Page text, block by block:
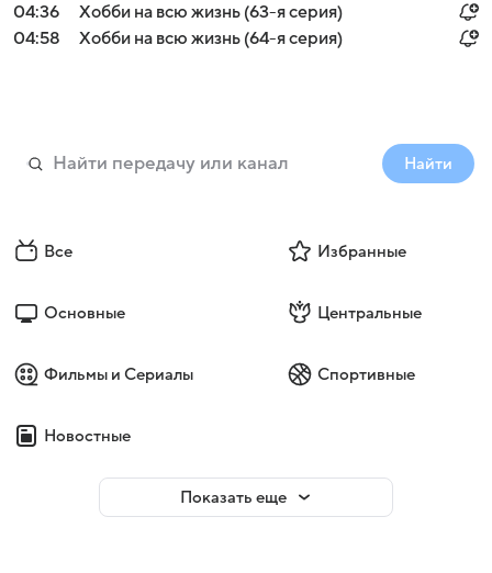
04:36
Хобби на всю жизнь (63-я серия)
04:58
Хобби на всю жизнь (64-я серия)
Найти
Все Избранные
Основные Центральные
Фильмы и Сериалы Спортивные
Новостные
Показать еще